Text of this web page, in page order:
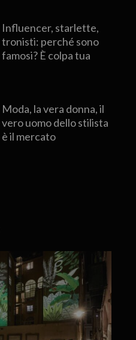
Influencer, starlette,
tronisti: perché sono
famosi? È colpa tua
Moda, la vera donna, il
vero uomo dello stilista
è il mercato